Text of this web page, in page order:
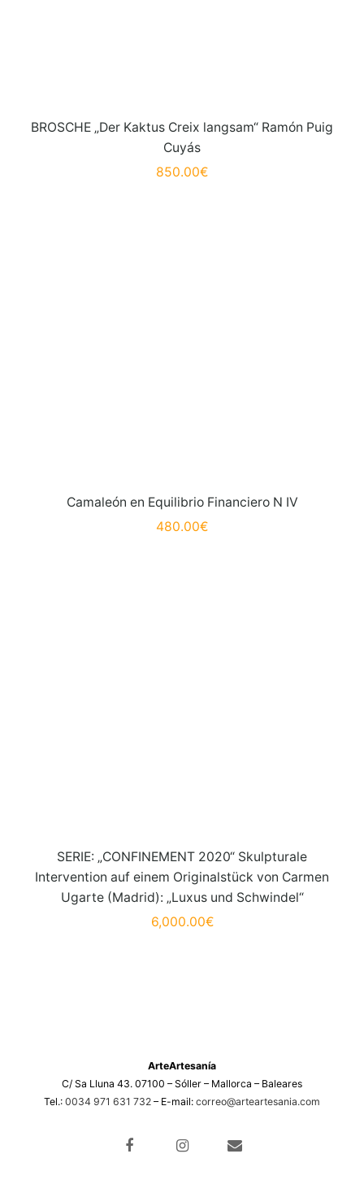
BROSCHE „Der Kaktus Creix langsam“ Ramón Puig
Cuyás
850.00€
Camaleón en Equilibrio Financiero N IV
480.00€
SERIE: „CONFINEMENT 2020“ Skulpturale
Intervention auf einem Originalstück von Carmen
Ugarte (Madrid): „Luxus und Schwindel“
6,000.00€
ArteArtesanía
C/ Sa Lluna 43. 07100 – Sóller – Mallorca – Baleares
Tel.: 0034 971 631 732 – E-mail: correo@arteartesania.com